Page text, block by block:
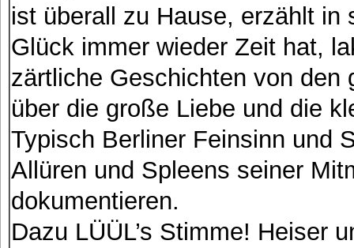
ist überall zu Hause, erzählt in
Glück immer wieder Zeit hat,
zärtliche Geschichten von den
über die große Liebe und die
Typisch Berliner Feinsinn und
Allüren und Spleens seiner
dokumentieren.
Dazu LÜÜL’s Stimme! Heiser